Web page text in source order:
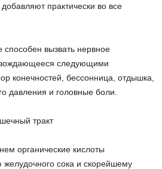
практически во все
вызвать нервное
следующими
конечностей, бессонница, отдышка,
давления и головные боли.
тракт
органические кислоты
сока и скорейшему